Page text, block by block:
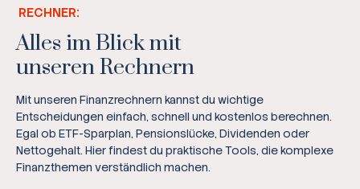
RECHNER:
Alles im Blick mit
unseren Rechnern
Mit unseren Finanzrechnern kannst du wichtige
Entscheidungen einfach, schnell und kostenlos berechnen.
Egal ob ETF-Sparplan, Pensionslücke, Dividenden oder
Nettogehalt. Hier findest du praktische Tools, die komplexe
Finanzthemen verständlich machen.